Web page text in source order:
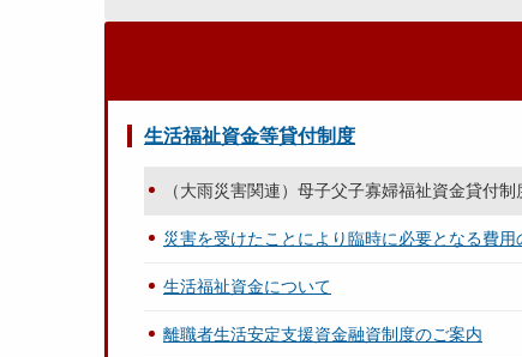
生活福祉資金等貸付制度
（大雨災害関連）母子父子寡婦福祉資金貸付制
災害を受けたことにより臨時に必要となる費用
生活福祉資金について
離職者生活安定支援資金融資制度のご案内